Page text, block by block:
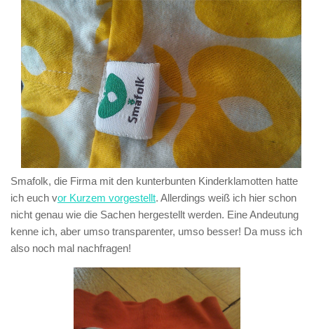
Smafolk, die Firma mit den kunterbunten Kinderklamotten hatte
ich euch vor Kurzem vorgestellt. Allerdings weiß ich hier schon
nicht genau wie die Sachen hergestellt werden. Eine Andeutung
kenne ich, aber umso transparenter, umso besser! Da muss ich
also noch mal nachfragen!